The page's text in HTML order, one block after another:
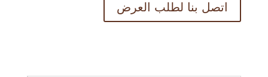
اتصل بنا لطلب العرض